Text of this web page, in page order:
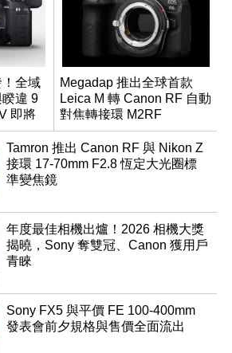
全域
違 9
即將
Megadap 推出全球首款
Leica M 轉 Canon RF 自動
對焦轉接環 M2RF
Tamron 推出 Canon RF 與 Nikon Z
接環 17-70mm F2.8 恆定大光圈標
準變焦鏡
年度最佳相機出爐！2026 相機大獎
揭曉，Sony 奪雙冠、Canon 獲用戶
青睞
Sony FX5 與平價 FE 100-400mm
發表會前夕規格與售價全面流出